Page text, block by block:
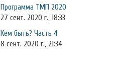
Программа ТМП 2020
27 сент. 2020 г., 18:33
Кем быть? Часть 4
8 сент. 2020 г., 21:34